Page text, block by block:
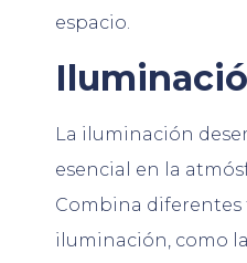
espacio.
La iluminación
esencial en la
Combina diferentes
iluminación, como